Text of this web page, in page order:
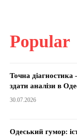
Popular
Точна
здати аналізи в
30.07.2026
Одеський гумор: